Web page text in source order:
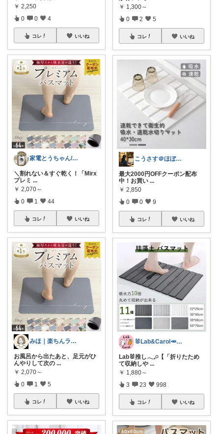
￥ 2,250
0 0 4
コレ いいね
家電とうちゃん/2児のパパ✨️購入感謝！
​＼割れない＆すぐ乾く！「Mirx
プレミ ...
￥ 2,070～
0 1 44
コレ いいね
みほ｜楽ちんライフ研究中
お風呂から出たあと、足元がひ
んやりして次の ...
￥ 2,070～
0 1 5
コレ いいね
￥ 1,300～
0 2 5
コレ いいね
こうさす＠ほぼ毎日更新
最大2000円OFFクーポン配布
中！お買い ...
￥ 2,850
0 0 9
コレ いいね
🐰Lab&Carol🥕のｲﾝﾃﾘｱ
Lab🐰推し𓂃𓈒𓏸【「折りたため
て収納しや ...
￥ 1,880～
3 23 998
コレ いいね